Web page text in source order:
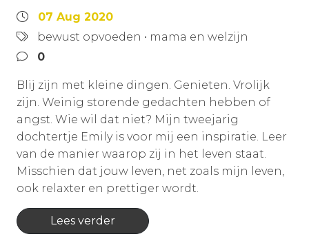
07 Aug 2020
bewust opvoeden • mama en welzijn
0
Blij zijn met kleine dingen. Genieten. Vrolijk
zijn. Weinig storende gedachten hebben of
angst. Wie wil dat niet? Mijn tweejarig
dochtertje Emily is voor mij een inspiratie. Leer
van de manier waarop zij in het leven staat.
Misschien dat jouw leven, net zoals mijn leven,
ook relaxter en prettiger wordt.
Lees verder